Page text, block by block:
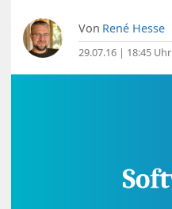
Von René Hesse
29.07.16 | 18:45 Uhr